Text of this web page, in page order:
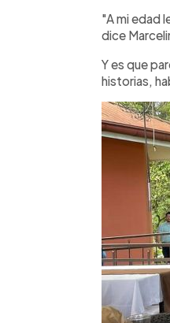
►
"A mi edad
dice
Y es que
historias,